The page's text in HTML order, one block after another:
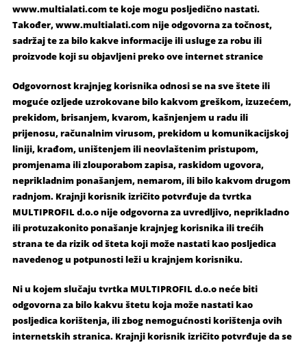
www.multialati.com te koje mogu posljedično nastati.
Također, www.multialati.com nije odgovorna za točnost,
sadržaj te za bilo kakve informacije ili usluge za robu ili
proizvode koji su objavljeni preko ove internet stranice
Odgovornost krajnjeg korisnika odnosi se na sve štete ili
moguće ozljede uzrokovane bilo kakvom greškom, izuzećem,
prekidom, brisanjem, kvarom, kašnjenjem u radu ili
prijenosu, računalnim virusom, prekidom u komunikacijskoj
liniji, krađom, uništenjem ili neovlaštenim pristupom,
promjenama ili zlouporabom zapisa, raskidom ugovora,
neprikladnim ponašanjem, nemarom, ili bilo kakvom drugom
radnjom. Krajnji korisnik izričito potvrđuje da tvrtka
MULTIPROFIL d.o.o nije odgovorna za uvredljivo, neprikladno
ili protuzakonito ponašanje krajnjeg korisnika ili trećih
strana te da rizik od šteta koji može nastati kao posljedica
navedenog u potpunosti leži u krajnjem korisniku.
Ni u kojem slučaju tvrtka MULTIPROFIL d.o.o neće biti
odgovorna za bilo kakvu štetu koja može nastati kao
posljedica korištenja, ili zbog nemogućnosti korištenja ovih
internetskih stranica. Krajnji korisnik izričito potvrđuje da se